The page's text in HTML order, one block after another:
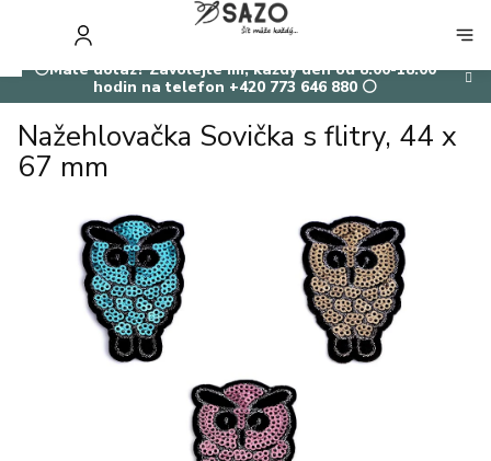
⚪Máte dotaz? Zavolejte mi, každý den od 8:00-18:00
hodin na telefon +420 773 646 880 ⚪
KOŠÍK
Nažehlovačka Sovička s flitry, 44 x
67 mm